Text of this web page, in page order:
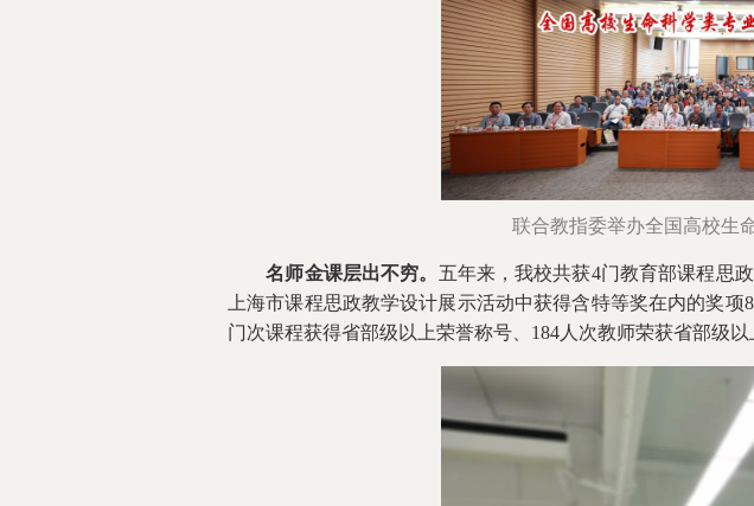
联合教指委举办全国高校生
名师金课层出不穷。 五年来，我校共获4门教育部课程思
上海市课程思政教学设计展示活动中获得含特等奖在内的奖
门次课程获得省部级以上荣誉称号、184人次教师荣获省部级以